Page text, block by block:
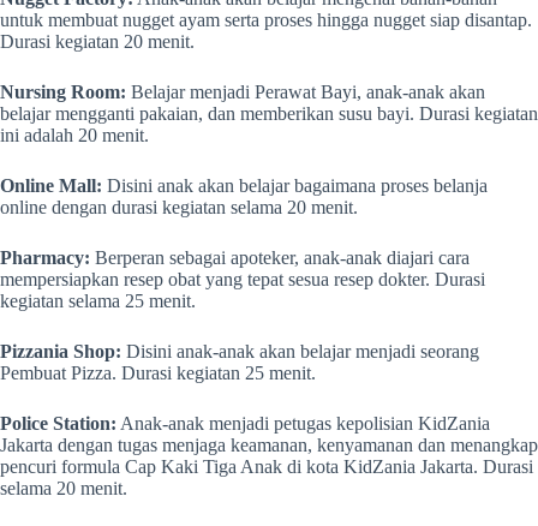
untuk membuat nugget ayam serta proses hingga nugget siap disantap.
Durasi kegiatan 20 menit.
Nursing Room: Belajar menjadi Perawat Bayi, anak-anak akan
belajar mengganti pakaian, dan memberikan susu bayi. Durasi kegiatan
ini adalah 20 menit.
Online Mall: Disini anak akan belajar bagaimana proses belanja
online dengan durasi kegiatan selama 20 menit.
Pharmacy: Berperan sebagai apoteker, anak-anak diajari cara
mempersiapkan resep obat yang tepat sesua resep dokter. Durasi
kegiatan selama 25 menit.
Pizzania Shop: Disini anak-anak akan belajar menjadi seorang
Pembuat Pizza. Durasi kegiatan 25 menit.
Police Station: Anak-anak menjadi petugas kepolisian KidZania
Jakarta dengan tugas menjaga keamanan, kenyamanan dan menangkap
pencuri formula Cap Kaki Tiga Anak di kota KidZania Jakarta. Durasi
selama 20 menit.